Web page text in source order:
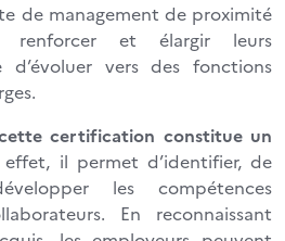
de management de proximité
et élargir leurs
d’évoluer vers des fonctions
certification constitue un
effet, il permet d’identifier, de
les compétences
En reconnaissant